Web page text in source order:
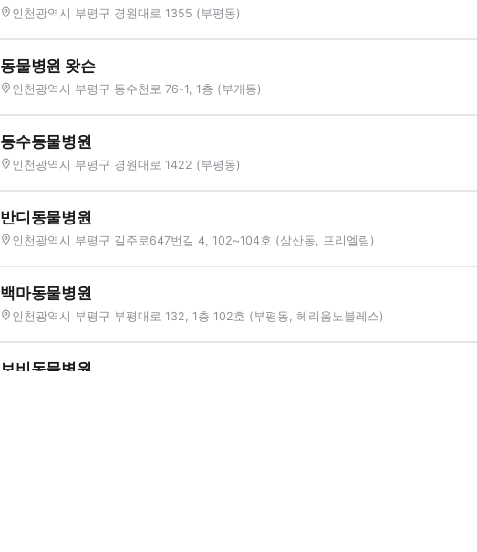
인천광역시 부평구 경원대로 1355 (부평동)
동물병원 왓슨
인천광역시 부평구 동수천로 76-1, 1층 (부개동)
동수동물병원
인천광역시 부평구 경원대로 1422 (부평동)
반디동물병원
인천광역시 부평구 길주로647번길 4, 102~104호 (삼산동, 프리엘림)
백마동물병원
인천광역시 부평구 부평대로 132, 1층 102호 (부평동, 헤리움노블레스)
보비동물병원